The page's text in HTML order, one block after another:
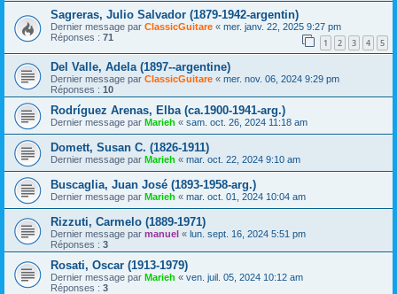
Sagreras, Julio Salvador (1879-1942-argentin)
Dernier message par ClassicGuitare « mer. janv. 22, 2025 9:27 pm
Réponses : 71 1 2 3 4 5
Del Valle, Adela (1897--argentine)
Dernier message par ClassicGuitare « mer. nov. 06, 2024 9:29 pm
Réponses : 10
Rodríguez Arenas, Elba (ca.1900-1941-arg.)
Dernier message par Marieh « sam. oct. 26, 2024 11:18 am
Domett, Susan C. (1826-1911)
Dernier message par Marieh « mar. oct. 22, 2024 9:10 am
Buscaglia, Juan José (1893-1958-arg.)
Dernier message par Marieh « mar. oct. 01, 2024 10:04 am
Rizzuti, Carmelo (1889-1971)
Dernier message par manuel « lun. sept. 16, 2024 5:51 pm
Réponses : 3
Rosati, Oscar (1913-1979)
Dernier message par Marieh « ven. juil. 05, 2024 10:12 am
Réponses : 3